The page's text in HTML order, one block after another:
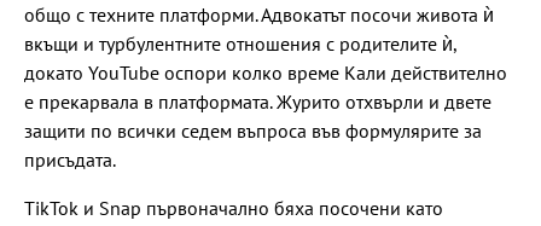
общо с техните платформи. Адвокатът посочи живота ѝ
вкъщи и турбулентните отношения с родителите ѝ,
докато YouTube оспори колко време Кали действително
е прекарвала в платформата. Журито отхвърли и двете
защити по всички седем въпроса във формулярите за
присъдата.
TikTok и Snap първоначално бяха посочени като